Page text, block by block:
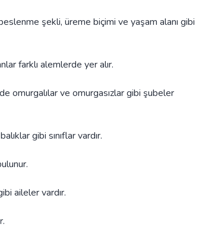
şekli, üreme biçimi ve yaşam alanı gibi
farklı alemlerde yer alır.
omurgalılar ve omurgasızlar gibi şubeler
gibi sınıflar vardır.
aileler vardır.